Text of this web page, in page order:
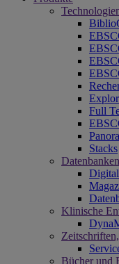
Full
Stacks
Klinische
Bücher und